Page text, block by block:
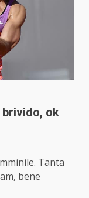
ok
Tanta
bene